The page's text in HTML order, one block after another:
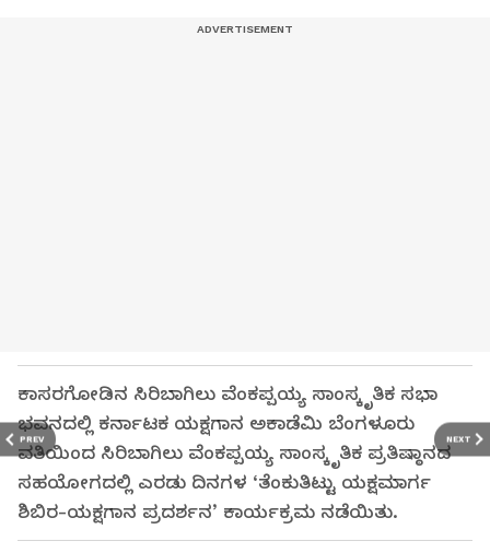
PREV NEXT
ಕಾಸರಗೋಡಿನ ಸಿರಿಬಾಗಿಲು ವೆಂಕಪ್ಪಯ್ಯ ಸಾಂಸ್ಕೃತಿಕ ಸಭಾ
ಭವನದಲ್ಲಿ ಕರ್ನಾಟಕ ಯಕ್ಷಗಾನ ಅಕಾಡೆಮಿ ಬೆಂಗಳೂರು
ವತಿಯಿಂದ ಸಿರಿಬಾಗಿಲು ವೆಂಕಪ್ಪಯ್ಯ ಸಾಂಸ್ಕೃತಿಕ ಪ್ರತಿಷ್ಠಾನದ
ಸಹಯೋಗದಲ್ಲಿ ಎರಡು ದಿನಗಳ ‘ತೆಂಕುತಿಟ್ಟು ಯಕ್ಷಮಾರ್ಗ
ಶಿಬಿರ-ಯಕ್ಷಗಾನ ಪ್ರದರ್ಶನ’ ಕಾರ್ಯಕ್ರಮ ನಡೆಯಿತು.